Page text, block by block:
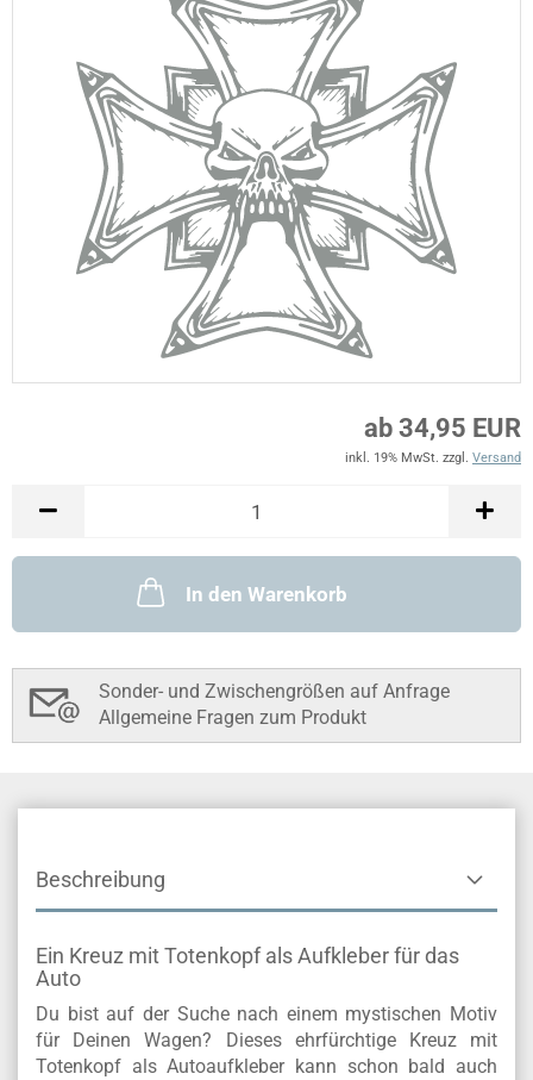
ab 34,95 EUR
inkl. 19% MwSt. zzgl. Versand
In den Warenkorb
Sonder- und Zwischengrößen auf Anfrage
Allgemeine Fragen zum Produkt
Beschreibung
Ein Kreuz mit Totenkopf als Aufkleber für das
Auto
Du bist auf der Suche nach einem mystischen Motiv
für Deinen Wagen? Dieses ehrfürchtige Kreuz mit
Totenkopf als Autoaufkleber kann schon bald auch